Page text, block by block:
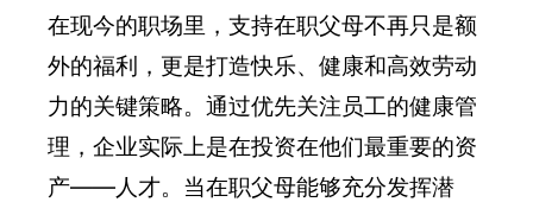
在现今的职场里，支持在职父母不再只是额
外的福利，更是打造快乐、健康和高效劳动
力的关键策略。通过优先关注员工的健康管
理，企业实际上是在投资在他们最重要的资
产——人才。当在职父母能够充分发挥潜